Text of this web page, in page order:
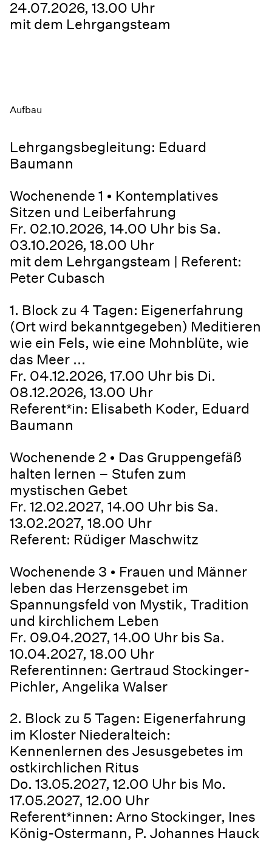
24.07.2026, 13.00 Uhr
mit dem Lehrgangsteam
Aufbau
Lehrgangsbegleitung: Eduard
Baumann
Wochenende 1 • Kontemplatives
Sitzen und Leiberfahrung
Fr. 02.10.2026, 14.00 Uhr bis Sa.
03.10.2026, 18.00 Uhr
mit dem Lehrgangsteam | Referent:
Peter Cubasch
1. Block zu 4 Tagen: Eigenerfahrung
(Ort wird bekanntgegeben) Meditieren
wie ein Fels, wie eine Mohnblüte, wie
das Meer ...
Fr. 04.12.2026, 17.00 Uhr bis Di.
08.12.2026, 13.00 Uhr
Referent*in: Elisabeth Koder, Eduard
Baumann
Wochenende 2 • Das Gruppengefäß
halten lernen – Stufen zum
mystischen Gebet
Fr. 12.02.2027, 14.00 Uhr bis Sa.
13.02.2027, 18.00 Uhr
Referent: Rüdiger Maschwitz
Wochenende 3 • Frauen und Männer
leben das Herzensgebet im
Spannungsfeld von Mystik, Tradition
und kirchlichem Leben
Fr. 09.04.2027, 14.00 Uhr bis Sa.
10.04.2027, 18.00 Uhr
Referentinnen: Gertraud Stockinger-
Pichler, Angelika Walser
2. Block zu 5 Tagen: Eigenerfahrung
im Kloster Niederalteich:
Kennenlernen des Jesusgebetes im
ostkirchlichen Ritus
Do. 13.05.2027, 12.00 Uhr bis Mo.
17.05.2027, 12.00 Uhr
Referent*innen: Arno Stockinger, Ines
König-Ostermann, P. Johannes Hauck